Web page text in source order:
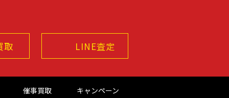
取 LINE査定
催事買取 キャンペーン